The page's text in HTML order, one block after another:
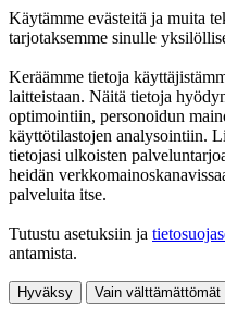
Käytämme evästeitä ja muita
tarjotaksemme sinulle
Keräämme tietoja
laitteistaan. Näitä tietoja
optimointiin, personoidun
käyttötilastojen analysointiin.
tietojasi ulkoisten
heidän
palveluita itse.
Tutustu asetuksiin ja
antamista.
Hyväksy Vain välttämättömät